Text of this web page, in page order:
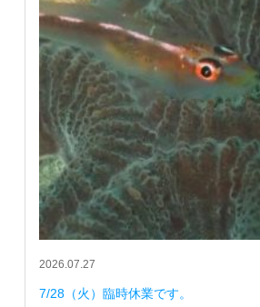
2026.07.27
7/28（火）臨時休業です。